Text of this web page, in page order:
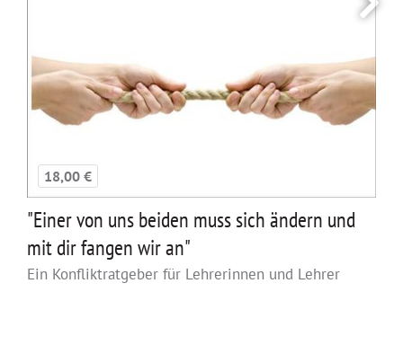
18,00 €
"Einer von uns beiden muss sich ändern und
mit dir fangen wir an"
Ein Konfliktratgeber für Lehrerinnen und Lehrer